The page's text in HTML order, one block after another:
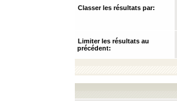
Classer les résultats par:
Limiter les résultats au
précédent: